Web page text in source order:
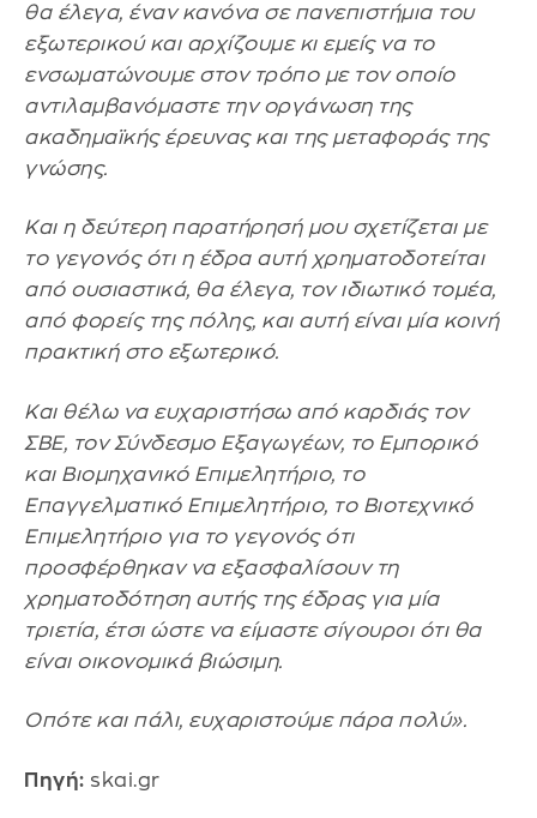
θα έλεγα, έναν κανόνα σε πανεπιστήμια του
εξωτερικού και αρχίζουμε κι εμείς να το
ενσωματώνουμε στον τρόπο με τον οποίο
αντιλαμβανόμαστε την οργάνωση της
ακαδημαϊκής έρευνας και της μεταφοράς της
γνώσης.
Και η δεύτερη παρατήρησή μου σχετίζεται με
το γεγονός ότι η έδρα αυτή χρηματοδοτείται
από ουσιαστικά, θα έλεγα, τον ιδιωτικό τομέα,
από φορείς της πόλης, και αυτή είναι μία κοινή
πρακτική στο εξωτερικό.
Και θέλω να ευχαριστήσω από καρδιάς τον
ΣΒΕ, τον Σύνδεσμο Εξαγωγέων, το Εμπορικό
και Βιομηχανικό Επιμελητήριο, το
Επαγγελματικό Επιμελητήριο, το Βιοτεχνικό
Επιμελητήριο για το γεγονός ότι
προσφέρθηκαν να εξασφαλίσουν τη
χρηματοδότηση αυτής της έδρας για μία
τριετία, έτσι ώστε να είμαστε σίγουροι ότι θα
είναι οικονομικά βιώσιμη.
Οπότε και πάλι, ευχαριστούμε πάρα πολύ».
Πηγή: skai.gr